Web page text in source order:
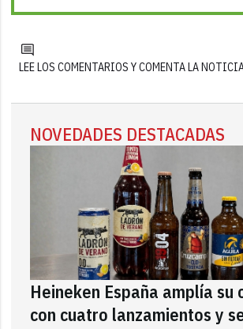
LEE LOS COMENTARIOS Y COMENTA LA
NOVEDADES DESTACADAS
Heineken España amplía su
con cuatro lanzamientos y